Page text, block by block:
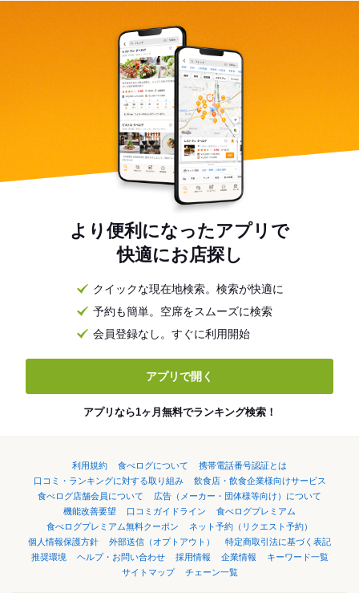
より便利になったアプリで
快適にお店探し
クイックな現在地検索。検索が快適に
予約も簡単。空席をスムーズに検索
会員登録なし。すぐに利用開始
アプリで開く
アプリなら1ヶ月無料でランキング検索！
利用規約 食べログについて
携帯電話番号認証とは
口コミ・ランキングに対する取り組み
飲食店・飲食企業様向けサービス
食べログ店舗会員について
広告（メーカー・団体様等向け）について
機能改善要望
口コミガイドライン
食べログプレミアム
食べログプレミアム無料クーポン
ネット予約（リクエスト予約）
個人情報保護方針
外部送信（オプトアウト）
特定商取引法に基づく表記
推奨環境
ヘルプ・お問い合わせ 採用情報 企業情報
キーワード一覧
サイトマップ
チェーン一覧